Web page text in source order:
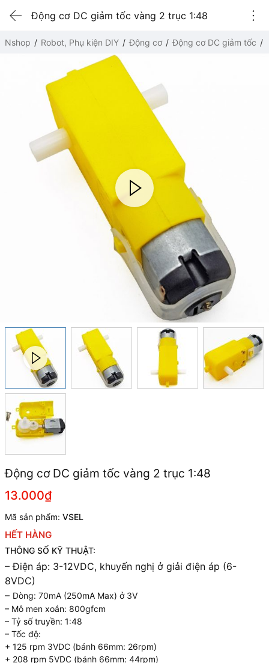
Động cơ DC giảm tốc vàng 2 trục 1:48
Nshop Robot, Phụ kiện DIY Động cơ Động cơ DC giảm tốc
Động cơ DC giảm tốc vàng 2 trục 1:48
13.000₫
Mã sản phẩm: VSEL
HẾT HÀNG
THÔNG SỐ KỸ THUẬT:
– Điện áp: 3-12VDC, khuyến nghị ở giải điện áp (6-
8VDC)
– Dòng: 70mA (250mA Max) ở 3V
– Mô men xoắn: 800gfcm
– Tỷ số truyền: 1:48
– Tốc độ:
+ 125 rpm 3VDC (bánh 66mm: 26rpm)
+ 208 rpm 5VDC (bánh 66mm: 44rpm)